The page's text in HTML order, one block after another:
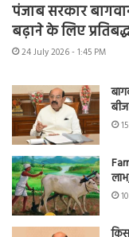
पंजाब सरकार
बढ़ाने के लिए
24 July 2026 - 1:45 PM